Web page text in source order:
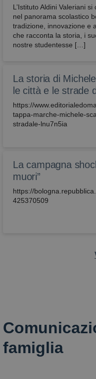
L’Istituto Aldini Valeriani
nel panorama scolastico
tradizione, innovazione e
che racconta la storia, i
nostre studentesse […]
La storia di
le città e le strade
https://
tappa-marche-michele-
stradale-lnu7n5ia
La campagna
muori”
https://
425370509
famiglia